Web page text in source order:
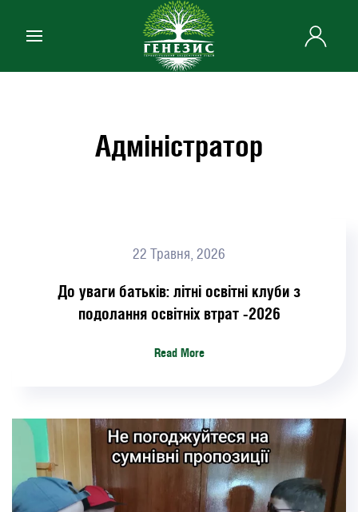
Skip to main content
Адміністратор
22 Травня, 2026
До уваги батьків: літні освітні клуби з
подолання освітніх втрат -2026
Read More